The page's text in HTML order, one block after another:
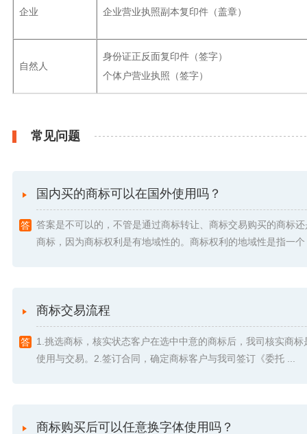
企业 企业营业执照副本复印件（盖章）
自然人
身份证正反面复印件（签字）
个体户营业执照（签字）
常见问题
国内买的商标可以在国外使用吗？
答案是不可以的，不管是通过商标转让、商标交易购买的商标
商标，因为商标权利是有地域性的。商标权利的地域性是指一
商标交易流程
1.挑选商标，核实状态客户在选中中意的商标后，我司核实商标
使用与交易。2.签订合同，确定商标客户与我司签订《委托 ...
商标购买后可以任意换字体使用吗？